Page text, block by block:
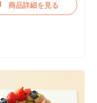
商品詳細を見る